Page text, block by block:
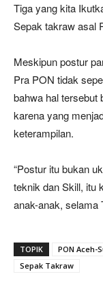
Tiga yang kita
Sepak takraw asal
Meskipun postur
Pra PON tidak
bahwa hal tersebut
karena yang
keterampilan.
“Postur itu bukan
teknik dan Skill, itu
anak-anak, selama
TOPIK PON Aceh-
Sepak Takraw